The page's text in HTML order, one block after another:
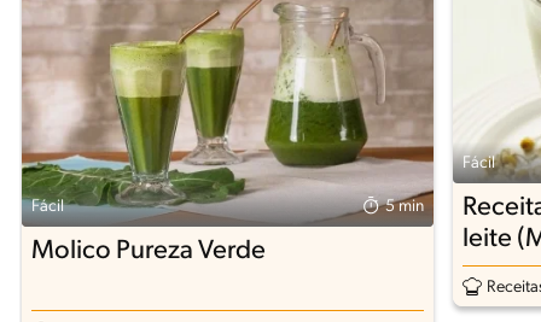
Fácil 5 min
Molico Pureza Verde
Fácil
leite